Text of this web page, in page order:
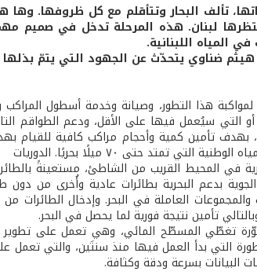
تألف البحار وتتأقلم مع كل ظروفها.
لبنان. هذه المرحلة تدخل في صميم
المياه اللبنانية.
هيثم ضناوي يتحدّث عن الجهود التي يتمّ
لمواكبة هذا التطور، وصيانة وخدمة أسطول
أو التي سيُعمل فيها على الأقل، ودعم الطواقم
تأمين كمية وأحجام مراكب كافية للقيام
تمتد حتى ٧٠ ميلًا بحريًا. الدوريات
في المحيط القريب من الشاطئ، مستعينةً
بدعم البحرية بطائرات عادية وأُخرى من دون
والمجموعات العاملة في البحر. وإدخال
تأمين نتيجة فورية لما يحصل في البحر.
تغطّي المسطّح المائي، وهي تعمل على
التي بدأ العمل فيها منذ سنتَين، والتي تعمل
بسرعة ودقة وكثافة.